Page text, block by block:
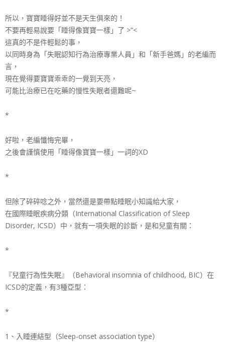
所以，寶寶睡得好並不是天生俱來的！
不要再輕易說要「睡得像寶寶一樣」了 >”<
這真的不是件輕鬆的事，
以同時身為「失眠認知行為治療專業人員」和「新手爸媽」 的老編而
言，
現在覺得要寶寶乖乖的一覺到天亮，
可能比治療已在吃藥的慢性失眠者還難呢~
*
好啦，老編懺悔完畢，
之後會謹慎使用「睡得像寶寶一樣」一詞的XD
*
但除了碎碎唸之外，當然還是要帶點睡眠小知識給大家，
在國際睡眠疾病分類（International Classification of Sleep
Disorder, ICSD）中，就有一項失眠的診斷，是和兒童有關：
*
『兒童行為性失眠』（Behavioral insomnia of childhood, BIC）在
ICSD的定義，有3種亞型：
*
1、入睡連結型（Sleep-onset association type）